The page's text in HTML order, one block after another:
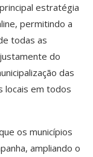
estratégia
permitindo a
todas as
do
das
locais em todos
os municípios
ampliando o